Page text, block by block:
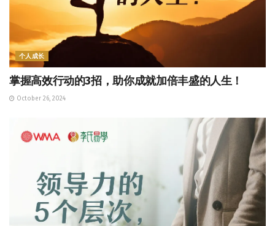
个人成长
掌握高效行动的3招，助你成就加倍丰盛的人生！
October 26, 2024